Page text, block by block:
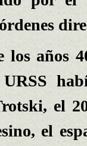
los años
el
el